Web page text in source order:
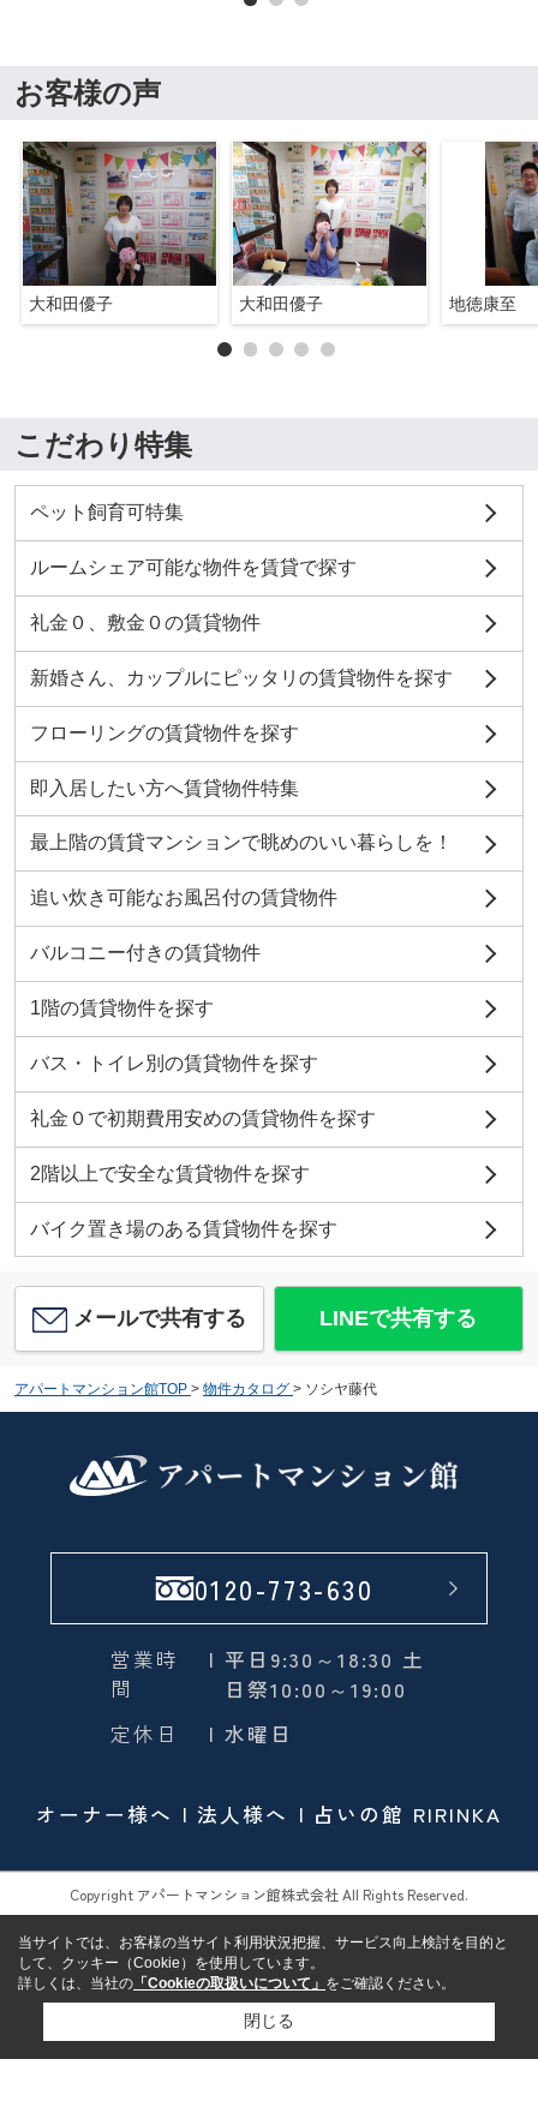
お客様の声
大和田優子 大和田優子 地徳康至
こだわり特集
ペット飼育可特集
ルームシェア可能な物件を賃貸で探す
礼金０、敷金０の賃貸物件
新婚さん、カップルにピッタリの賃貸物件を探す
フローリングの賃貸物件を探す
即入居したい方へ賃貸物件特集
最上階の賃貸マンションで眺めのいい暮らしを！
追い炊き可能なお風呂付の賃貸物件
バルコニー付きの賃貸物件
1階の賃貸物件を探す
バス・トイレ別の賃貸物件を探す
礼金０で初期費用安めの賃貸物件を探す
2階以上で安全な賃貸物件を探す
バイク置き場のある賃貸物件を探す
メールで共有する LINEで共有する
アパートマンション館TOP > 物件カタログ > ソシヤ藤代
0120-773-630
営業時
間
| 平日9:30～18:30 土
日祭10:00～19:00
定休日
| 水曜日
オーナー様へ 法人様へ 占いの館 RIRINKA
Copyright アパートマンション館株式会社 All Rights Reserved.
当サイトでは、お客様の当サイト利用状況把握、サービス向上検討を目的と
して、クッキー（Cookie）を使用しています。
詳しくは、当社の 「Cookieの取扱いについて」 をご確認ください。
閉じる